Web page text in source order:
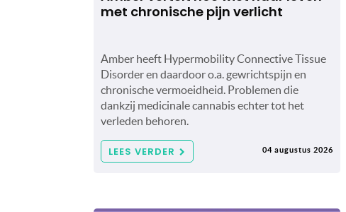
met chronische pijn verlicht
Amber heeft Hypermobility Connective Tissue
Disorder en daardoor o.a. gewrichtspijn en
chronische vermoeidheid. Problemen die
dankzij medicinale cannabis echter tot het
verleden behoren.
LEES VERDER 04 augustus 2026